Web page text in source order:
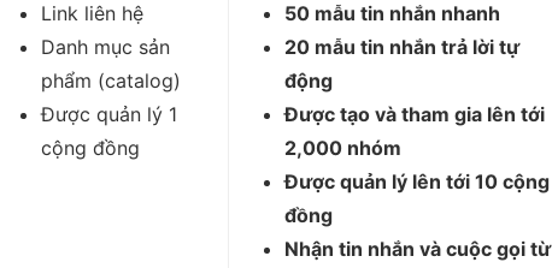
Link liên hệ
Danh mục sản
phẩm (catalog)
Được quản lý 1
cộng đồng
50 mẫu tin nhắn nhanh
20 mẫu tin nhắn trả lời tự
động
Được tạo và tham gia lên tới
2,000 nhóm
Được quản lý lên tới 10 cộng
đồng
Nhận tin nhắn và cuộc gọi từ